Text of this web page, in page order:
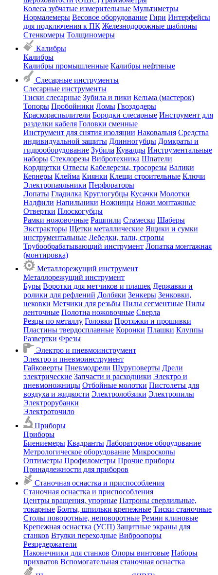
Колеса зубчатые измерительные Мультиметры
Нормалемеры Весовое оборудование Гири Интерфейсы
для подключения к ПК Железнодорожные шаблоны
Стенкомеры Толщиномеры
Калибры
Калибры
Калибры промышленные Калибры нефтяные
Слесарные инструменты
Слесарные инструменты
Тиски слесарные Зубила и пики Кельма (мастерок)
Топоры Пробойники Ломы Гвоздодеры
Краскораспылители Бородки слесарные Инструмент для
разделки кабеля Головки сменные
Инструмент для снятия изоляции Наковальня Средства
индивидуальной защиты Длинногубцы Домкраты и
гидрооборудование Зубила Кувалды Инструментальные
наборы Стеклорезы Вибротехника Шпатели
Кордщетки Отвесы Кабелерезы, тросорезы Валики
Кернеры Клейма Киянки Клещи строительные Ключи
Электропаяльники Перфораторы
Лопаты Гладилка Круглогубцы Кусачки Молотки
Надфили Напильники Ножницы Ножи монтажные
Отвертки Плоскогубцы
Рамки ножовочные Рашпили Стамески Шаберы
Экстракторы Щетки металлические Ящики и сумки
инструментальные Лебедки, тали, стропы
Трубообрабатывающий инструмент Лопатка монтажная
(монтировка)
Металлорежущий инструмент
Металлорежущий инструмент
Буры Воротки для метчиков и плашек Державки и
ролики для рефлений Долбяки Зенкеры Зенковки,
цековки Метчики для резьбы Пилы сегментные Пилы
ленточные Полотна ножовочные Сверла
Резцы по металлу Головки Протяжки и прошивки
Пластины твердосплавные Коронки Плашки Клуппы
Развертки Фрезы
Электро и пневмоинструмент
Электро и пневмоинструмент
Гайковерты Пневмодрели Шуруповерты Дрели
электрические Запчасти и расходники Электро и
пневмоножницы Отбойные молотки Пистолеты для
воздуха и жидкости Электролобзики Электропилы
Электрорубанки
Электроточило
Приборы
Приборы
Биениемеры Квадранты Лабораторное оборудование
Метрологическое оборудование Микроскопы
Оптиметры Профилометры Прочие приборы
Принадлежности для приборов
Станочная оснастка и приспособления
Станочная оснастка и приспособления
Центры вращения, упорные Патроны сверлильные,
токарные Болты, шпильки крепежные Тиски станочные
Столы поворотные, неповоротные Ремни клиновые
Крепежная оснастка (УСП) Защитные экраны для
станков Втулки переходные Виброопоры
Резцедержатели
Наконечники для станков Опоры винтовые Наборы
прихватов Вспомогательная станочная оснастка